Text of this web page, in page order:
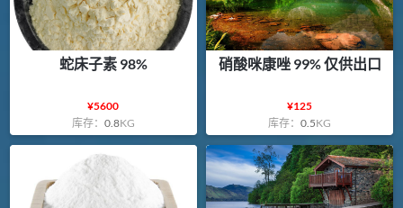
蛇床子素 98%
¥5600
库存： 0.8KG
硝酸咪康唑 99% 仅供出口
¥125
库存：0.5KG